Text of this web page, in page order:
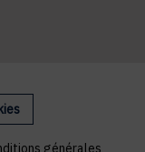
générales